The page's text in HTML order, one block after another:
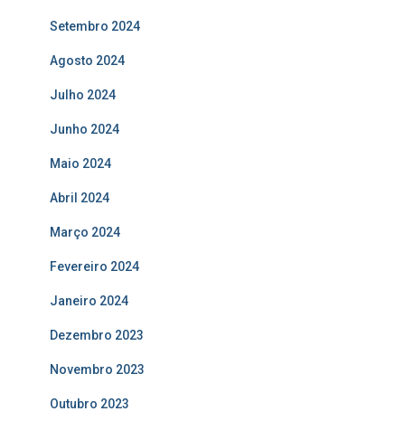
Setembro 2024
Agosto 2024
Julho 2024
Junho 2024
Maio 2024
Abril 2024
Março 2024
Fevereiro 2024
Janeiro 2024
Dezembro 2023
Novembro 2023
Outubro 2023